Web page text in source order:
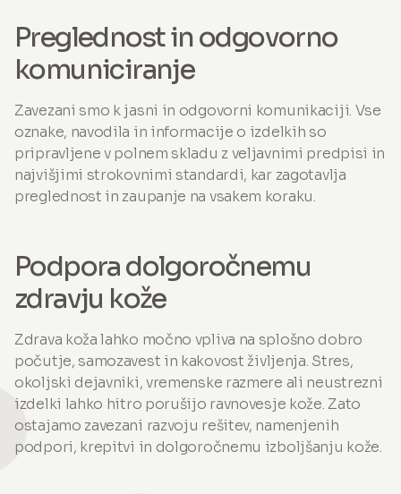
Preglednost in odgovorno
komuniciranje
Zavezani smo k jasni in odgovorni komunikaciji. Vse
oznake, navodila in informacije o izdelkih so
pripravljene v polnem skladu z veljavnimi predpisi in
najvišjimi strokovnimi standardi, kar zagotavlja
preglednost in zaupanje na vsakem koraku.
Podpora dolgoročnemu
zdravju kože
Zdrava koža lahko močno vpliva na splošno dobro
počutje, samozavest in kakovost življenja. Stres,
okoljski dejavniki, vremenske razmere ali neustrezni
izdelki lahko hitro porušijo ravnovesje kože. Zato
ostajamo zavezani razvoju rešitev, namenjenih
podpori, krepitvi in dolgoročnemu izboljšanju kože.